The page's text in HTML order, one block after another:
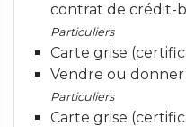
contrat de crédit-
Particuliers
Carte grise
Vendre ou
Particuliers
Carte grise